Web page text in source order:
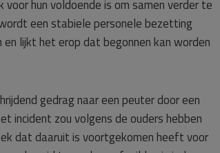
hun voldoende is om samen verder te
een stabiele personele bezetting
lijkt het erop dat begonnen kan worden
gedrag naar een peuter door een
incident zou volgens de ouders hebben
dat daaruit is voortgekomen heeft voor